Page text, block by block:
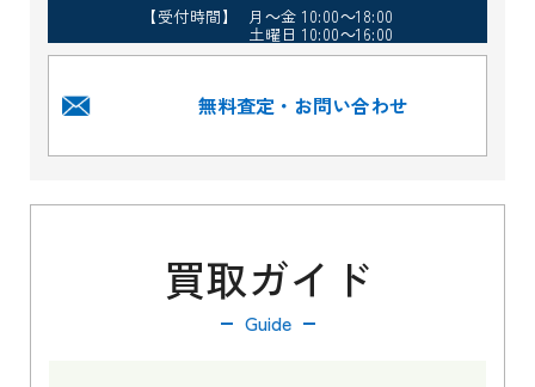
【受付時間】 月～金 10:00～18:00
土曜日 10:00～16:00
無料査定・お問い合わせ
買取ガイド
Guide